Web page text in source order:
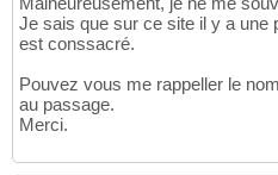
Je sais que sur ce site il y a une
est conssacré.
Pouvez vous me rappeller le
au passage.
Merci.